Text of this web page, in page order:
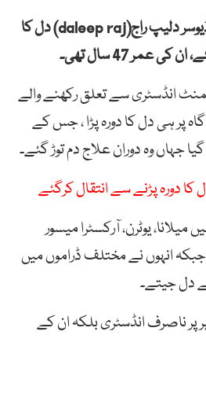
معروف بھارتی اداکار و پروڈیوسر دلیپ راج(daleep raj) دل کا
عمر 47 سال تھی۔
انڈسٹری سے تعلق رکھنے والے
گاہ پر ہی دل کا دورہ پڑا ، جس کے
جہاں وہ دوران علاج دم توڑ گئے۔
دورہ پڑنے سے انتقال کرگئے
میلانا، یوٹرن، آرکسٹرا میسور
انہوں نے مختلف ڈراموں میں
دل جیتے۔
ناصرف انڈسٹری بلکہ ان کے